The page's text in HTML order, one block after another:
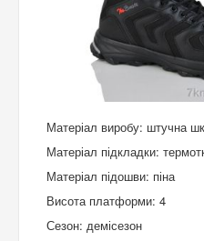
Матеріал виробу: штучна
Матеріал підкладки:
Матеріал підошви: піна
Висота платформи: 4
Сезон: демісезон